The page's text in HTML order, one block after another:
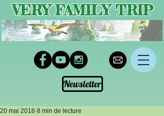
Newsletter
VERY FAMILY TRIP
20 mai 2018 8 min de lecture